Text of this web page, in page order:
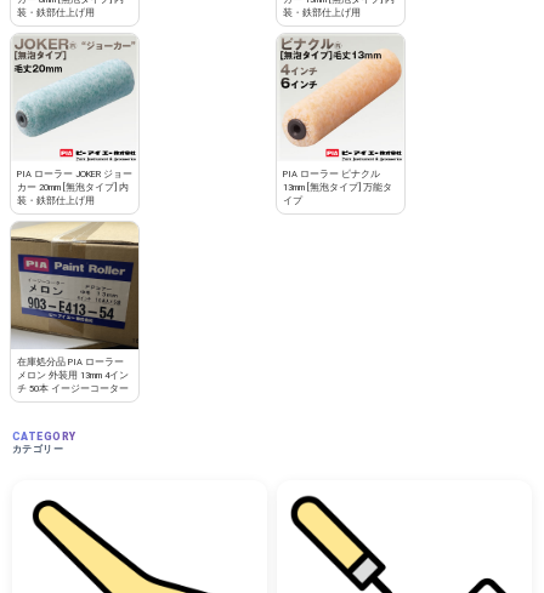
装・鉄部仕上げ用
装・鉄部仕上げ用
PIA ローラー JOKER ジョー
カー 20mm [無泡タイプ] 内
装・鉄部仕上げ用
PIA ローラー ピナクル
13mm [無泡タイプ] 万能タ
イプ
在庫処分品 PIA ローラー
メロン 外装用 13mm 4イン
チ 50本 イージーコーター
CATEGORY
カテゴリー